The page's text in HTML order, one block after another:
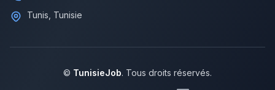
Tunis, Tunisie
© TunisieJob. Tous droits réservés.